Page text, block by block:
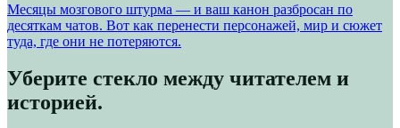
Месяцы мозгового штурма — и ваш канон разбросан по
десяткам чатов. Вот как перенести персонажей, мир и сюжет
туда, где они не потеряются.
Уберите стекло между читателем и
историей.